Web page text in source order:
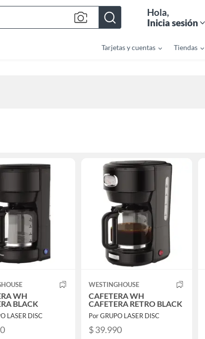
Hola,
Inicia sesión
Tarjetas y cuentas Tiendas
WH
BLACK
LASER DISC
WESTINGHOUSE
CAFETERA WH
CAFETERA RETRO BLACK
Por GRUPO LASER DISC
$ 39.990